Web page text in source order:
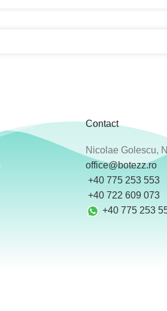
Contact
Nicolae Golescu,
office@botezz.ro
+40 775 253 553
‪ +40 722 609 073
+40 775 253